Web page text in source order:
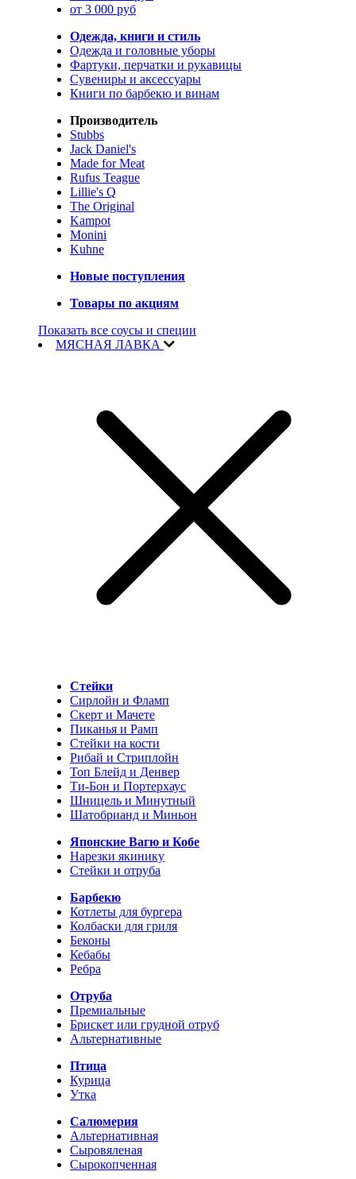
от 3 000 руб
Одежда, книги и стиль
Одежда и головные уборы
Фартуки, перчатки и рукавицы
Сувениры и аксессуары
Книги по барбекю и винам
Производитель
Stubbs
Jack Daniel's
Made for Meat
Rufus Teague
Lillie's Q
The Original
Kampot
Monini
Kuhne
Новые поступления
Товары по акциям
Показать все соусы и специи
МЯСНАЯ ЛАВКА
Стейки
Сирлойн и Фламп
Скерт и Мачете
Пиканья и Рамп
Стейки на кости
Рибай и Стриплойн
Топ Блейд и Денвер
Ти-Бон и Портерхаус
Шницель и Минутный
Шатобрианд и Миньон
Японские Вагю и Кобе
Нарезки якинику
Стейки и отруба
Барбекю
Котлеты для бургера
Колбаски для гриля
Беконы
Кебабы
Ребра
Отруба
Премиальные
Брискет или грудной отруб
Альтернативные
Птица
Курица
Утка
Салюмерия
Альтернативная
Сыровяленая
Сырокопченная